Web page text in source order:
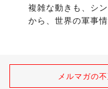
複雑な動きも、シ
から、世界の軍事
メルマガの